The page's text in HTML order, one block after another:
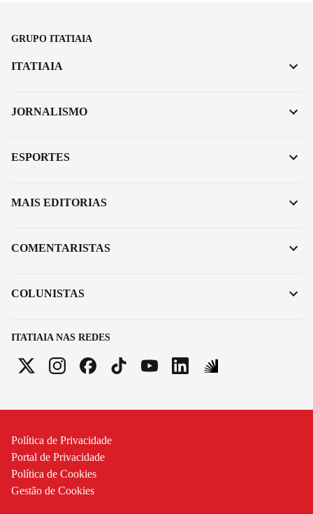
GRUPO ITATIAIA
ITATIAIA NAS REDES
ITATIAIA
JORNALISMO
ESPORTES
MAIS EDITORIAS
COMENTARISTAS
COLUNISTAS
Política de Privacidade
Portal de Privacidade
Política de Cookies
Gestão de Cookies